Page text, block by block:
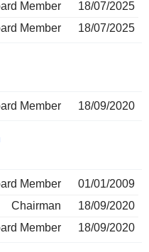
Member
18/07/2025
Member
18/07/2025
Member 18/09/2020
Member
01/01/2009
Chairman
18/09/2020
Member
18/09/2020